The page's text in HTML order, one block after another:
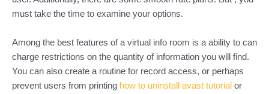
must take the time to examine your options.
Among the best features of a virtual info room is a ability to can
charge restrictions on the quantity of information you will find.
You can also create a routine for record access, or perhaps
prevent users from printing how to uninstall avast tutorial or